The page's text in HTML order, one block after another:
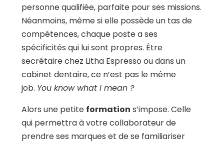
personne qualifiée, parfaite pour ses missions.
Néanmoins, même si elle possède un tas de
compétences, chaque poste a ses
spécificités qui lui sont propres. Être
secrétaire chez Litha Espresso ou dans un
cabinet dentaire, ce n’est pas le même
job. You know what I mean ?
Alors une petite formation s’impose. Celle
qui permettra à votre collaborateur de
prendre ses marques et de se familiariser